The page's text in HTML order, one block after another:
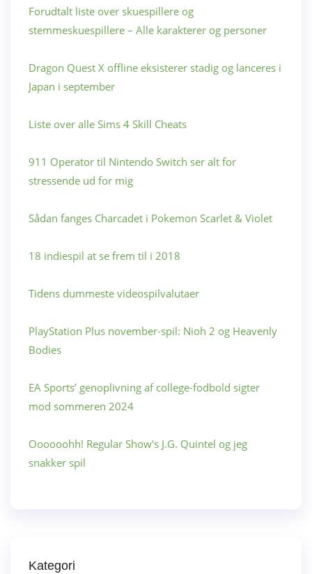
Forudtalt liste over skuespillere og
stemmeskuespillere – Alle karakterer og personer
Dragon Quest X offline eksisterer stadig og lanceres i
Japan i september
Liste over alle Sims 4 Skill Cheats
911 Operator til Nintendo Switch ser alt for
stressende ud for mig
Sådan fanges Charcadet i Pokemon Scarlet & Violet
18 indiespil at se frem til i 2018
Tidens dummeste videospilvalutaer
PlayStation Plus november-spil: Nioh 2 og Heavenly
Bodies
EA Sports’ genoplivning af college-fodbold sigter
mod sommeren 2024
Oooooohh! Regular Show's J.G. Quintel og jeg
snakker spil
Kategori